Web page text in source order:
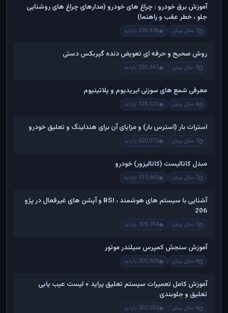
آموزش برق خودرو : چراغ های خودرو (مدارهای چراغ های روشنایی
جلو ، خطر عقب و راهنما)
7 سال پیش 330,436 بازدید
روش صحیح و حرفه ای تعویض دنده گیربکس دستی
9 سال پیش 330,347 بازدید
معرفی شمع های سوزنی ایریدیوم و پلاتینیوم
6 سال پیش 324,121 بازدید
استرات بار (استرس بار) و مزایای آن برای هندلینگ و تعلیق خودرو
7 سال پیش 320,072 بازدید
مبدل کاتالیست (کاتالیزور) خودرو
7 سال پیش 315,963 بازدید
آشنایی با سیستم های هوشمند ، BSI و آپشن های غیرفعال در پژو
206
7 سال پیش 309,554 بازدید
آموزش سنجش کمپرس سیلندر موتور
4 سال پیش 305,909 بازدید
آموزش کامل تعمیرات سیستم تعلیق پراید + لیست عیب یابی
تعلیق و جلوبندی
6 سال پیش 302,552 بازدید